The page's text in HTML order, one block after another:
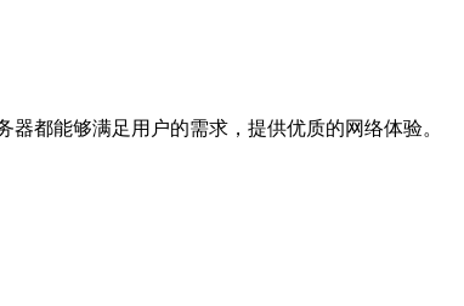
都能够满足用户的需求，提供优质的网络体验。